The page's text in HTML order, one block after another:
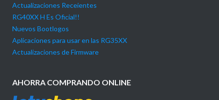
Actualizaciones Receientes
RG40XX H Es Oficial!!
Nuevos Bootlogos
Aplicaciones para usar en las RG35XX
Actualizaciones de Firmware
AHORRA COMPRANDO ONLINE